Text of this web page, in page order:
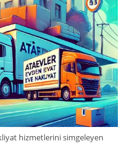
hizmetlerini simgeleyen